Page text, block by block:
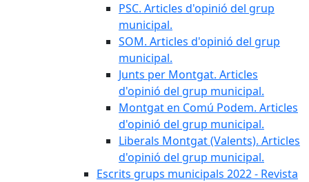
PSC. Articles d'opinió del grup
municipal.
SOM. Articles d'opinió del grup
municipal.
Junts per Montgat. Articles
d'opinió del grup municipal.
Montgat en Comú Podem. Articles
d'opinió del grup municipal.
Liberals Montgat (Valents). Articles
d'opinió del grup municipal.
Escrits grups municipals 2022 - Revista